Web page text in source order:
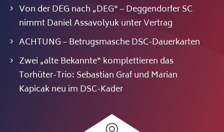
Von der DEG nach „DEG“ – Deggendorfer SC
nimmt Daniel Assavolyuk unter Vertrag
ACHTUNG – Betrugsmasche DSC-Dauerkarten
Zwei „alte Bekannte“ komplettieren das
Torhüter-Trio: Sebastian Graf und Marian
Kapicak neu im DSC-Kader